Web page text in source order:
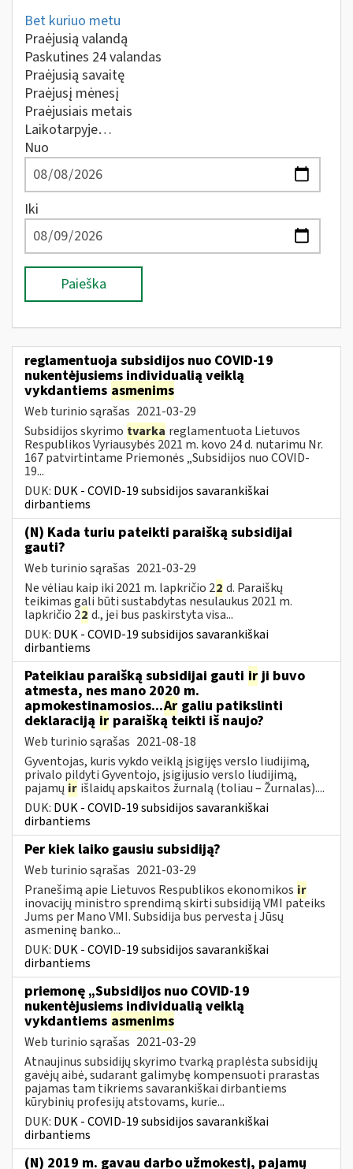
Bet kuriuo metu
Praėjusią valandą
Paskutines 24 valandas
Praėjusią savaitę
Praėjusį mėnesį
Praėjusiais metais
Laikotarpyje…
Nuo
Iki
Paieška
reglamentuoja subsidijos nuo COVID-19
nukentėjusiems individualią veiklą
vykdantiems asmenims
Web turinio sąrašas 2021-03-29
Subsidijos skyrimo tvarka reglamentuota Lietuvos
Respublikos Vyriausybės 2021 m. kovo 24 d. nutarimu Nr.
167 patvirtintame Priemonės „Subsidijos nuo COVID-
19...
DUK: DUK - COVID-19 subsidijos savarankiškai
dirbantiems
(N) Kada turiu pateikti paraišką subsidijai
gauti?
Web turinio sąrašas 2021-03-29
Ne vėliau kaip iki 2021 m. lapkričio 22 d. Paraiškų
teikimas gali būti sustabdytas nesulaukus 2021 m.
lapkričio 22 d., jei bus paskirstyta visa...
DUK: DUK - COVID-19 subsidijos savarankiškai
dirbantiems
Pateikiau paraišką subsidijai gauti irji buvo
atmesta, nes mano 2020 m.
apmokestinamosios...Ar galiu patikslinti
deklaraciją ir paraišką teikti iš naujo?
Web turinio sąrašas 2021-08-18
Gyventojas, kuris vykdo veiklą įsigijęs verslo liudijimą,
privalo pildyti Gyventojo, įsigijusio verslo liudijimą,
pajamų ir išlaidų apskaitos žurnalą (toliau – Žurnalas)....
DUK: DUK - COVID-19 subsidijos savarankiškai
dirbantiems
Per kiek laiko gausiu subsidiją?
Web turinio sąrašas 2021-03-29
Pranešimą apie Lietuvos Respublikos ekonomikos ir
inovacijų ministro sprendimą skirti subsidiją VMI pateiks
Jums per Mano VMI. Subsidija bus pervesta į Jūsų
asmeninę banko...
DUK: DUK - COVID-19 subsidijos savarankiškai
dirbantiems
priemonę „Subsidijos nuo COVID-19
nukentėjusiems individualią veiklą
vykdantiems asmenims
Web turinio sąrašas 2021-03-29
Atnaujinus subsidijų skyrimo tvarką praplėsta subsidijų
gavėjų aibė, sudarant galimybę kompensuoti prarastas
pajamas tam tikriems savarankiškai dirbantiems
kūrybinių profesijų atstovams, kurie...
DUK: DUK - COVID-19 subsidijos savarankiškai
dirbantiems
(N) 2019 m. gavau darbo užmokestį, pajamų